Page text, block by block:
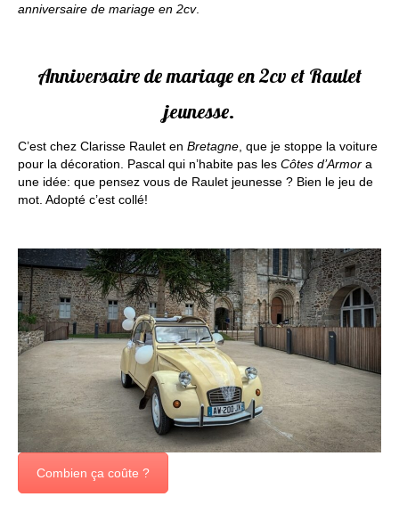
anniversaire de mariage en 2cv.
Anniversaire de mariage en 2cv et Raulet
jeunesse.
C’est chez Clarisse Raulet en Bretagne , que je stoppe la voiture
pour la décoration. Pascal qui n’habite pas les Côtes d’Armor a
une idée: que pensez vous de Raulet jeunesse ? Bien le jeu de
mot. Adopté c’est collé!
Combien ça coûte ?